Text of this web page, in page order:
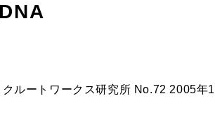
クルートワークス研究所 No.72 2005年